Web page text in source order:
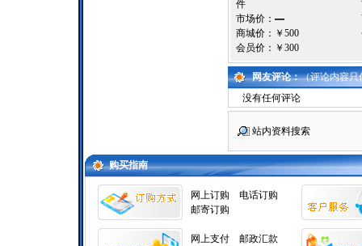
件
市场价： —
商城价： ￥500
会员价： ￥300
网友评论：（评论内容只
没有任何评论
站内资料搜索
购买指南
网上订购
电话订购
邮寄订购
网上支付
邮政汇款